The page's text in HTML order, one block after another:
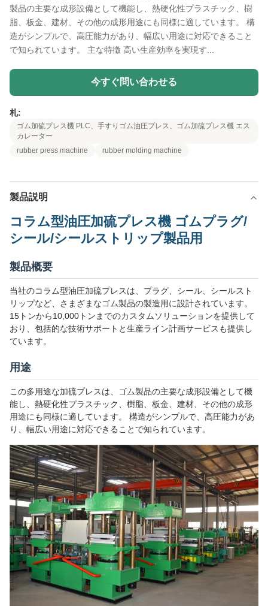
製品の主要な成形設備として機能し、熱硬化性プラスチック、樹
脂、板金、建材、その他の成形用途にも同様に適しています。 構
造がシンプルで、高圧能力があり、幅広い用途に対応できること
で知られています。 主な特徴 高い生産効率を実現す...
今すぐ問い合わせる
札:
ゴム加硫プレス機 PLC、手すりゴム油圧プレス、ゴム加硫プレス機 エス
カレーター
rubber press machine
rubber molding machine
製品説明
コラム型油圧加硫プレス機 ゴムプラグ/
シール/シールストリップ製品用
製品概要
当社のコラム型油圧加硫プレスは、プラグ、シール、シールスト
リップなど、さまざまなゴム製品の製造用に設計されています。
15トンから10,000トンまでのカスタムソリューションを提供して
おり、包括的な技術サポートと生産ライン計画サービスも提供し
ています。
用途
この多用途な加硫プレスは、ゴム製品の主要な成形設備として機
能し、熱硬化性プラスチック、樹脂、板金、建材、その他の成形
用途にも同様に適しています。 構造がシンプルで、高圧能力があ
り、幅広い用途に対応できることで知られています。